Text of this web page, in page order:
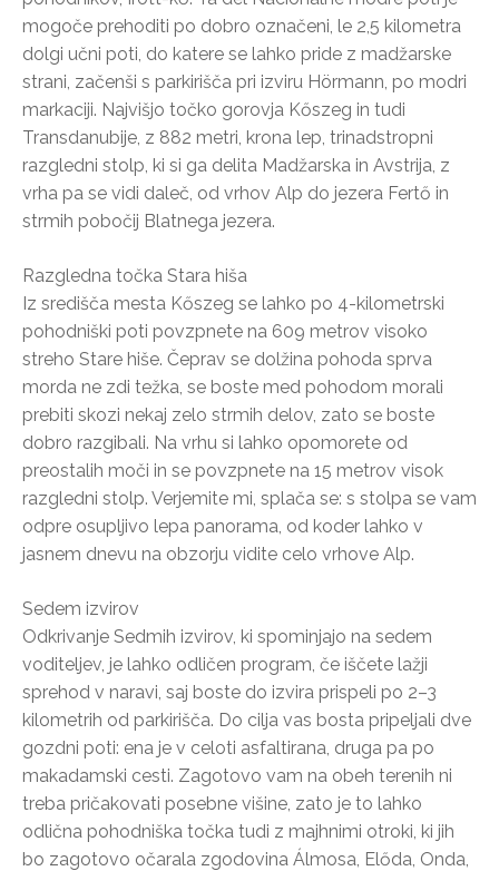
mogoče prehoditi po dobro označeni, le 2,5 kilometra
dolgi učni poti, do katere se lahko pride z madžarske
strani, začenši s parkirišča pri izviru Hörmann, po modri
markaciji. Najvišjo točko gorovja Kőszeg in tudi
Transdanubije, z 882 metri, krona lep, trinadstropni
razgledni stolp, ki si ga delita Madžarska in Avstrija, z
vrha pa se vidi daleč, od vrhov Alp do jezera Fertő in
strmih pobočij Blatnega jezera.
Razgledna točka Stara hiša
Iz središča mesta Kőszeg se lahko po 4-kilometrski
pohodniški poti povzpnete na 609 metrov visoko
streho Stare hiše. Čeprav se dolžina pohoda sprva
morda ne zdi težka, se boste med pohodom morali
prebiti skozi nekaj zelo strmih delov, zato se boste
dobro razgibali. Na vrhu si lahko opomorete od
preostalih moči in se povzpnete na 15 metrov visok
razgledni stolp. Verjemite mi, splača se: s stolpa se vam
odpre osupljivo lepa panorama, od koder lahko v
jasnem dnevu na obzorju vidite celo vrhove Alp.
Sedem izvirov
Odkrivanje Sedmih izvirov, ki spominjajo na sedem
voditeljev, je lahko odličen program, če iščete lažji
sprehod v naravi, saj boste do izvira prispeli po 2–3
kilometrih od parkirišča. Do cilja vas bosta pripeljali dve
gozdni poti: ena je v celoti asfaltirana, druga pa po
makadamski cesti. Zagotovo vam na obeh terenih ni
treba pričakovati posebne višine, zato je to lahko
odlična pohodniška točka tudi z majhnimi otroki, ki jih
bo zagotovo očarala zgodovina Álmosa, Előda, Onda,